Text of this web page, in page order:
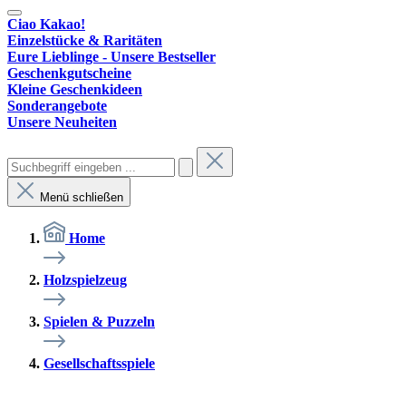
Ciao Kakao!
Einzelstücke & Raritäten
Eure Lieblinge - Unsere Bestseller
Geschenkgutscheine
Kleine Geschenkideen
Sonderangebote
Unsere Neuheiten
Menü schließen
Home
Holzspielzeug
Spielen & Puzzeln
Gesellschaftsspiele